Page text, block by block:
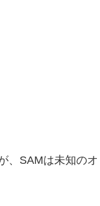
、SAMは未知のオ